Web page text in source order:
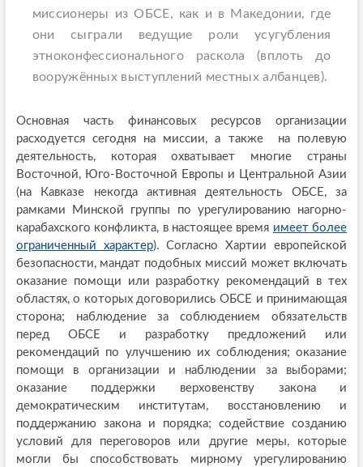
миссионеры из ОБСЕ, как и в Македонии, где
они сыграли ведущие роли усугубления
этноконфессионального раскола (вплоть до
вооружённых выступлений местных албанцев).
Основная часть финансовых ресурсов организации
расходуется сегодня на миссии, а также на полевую
деятельность, которая охватывает многие страны
Восточной, Юго-Восточной Европы и Центральной Азии
(на Кавказе некогда активная деятельность ОБСЕ, за
рамками Минской группы по урегулированию нагорно-
карабахского конфликта, в настоящее время имеет более
ограниченный характер). Согласно Хартии европейской
безопасности, мандат подобных миссий может включать
оказание помощи или разработку рекомендаций в тех
областях, о которых договорились ОБСЕ и принимающая
сторона; наблюдение за соблюдением обязательств
перед ОБСЕ и разработку предложений или
рекомендаций по улучшению их соблюдения; оказание
помощи в организации и наблюдении за выборами;
оказание поддержки верховенству закона и
демократическим институтам, восстановлению и
поддержанию закона и порядка; содействие созданию
условий для переговоров или другие меры, которые
могли бы способствовать мирному урегулированию